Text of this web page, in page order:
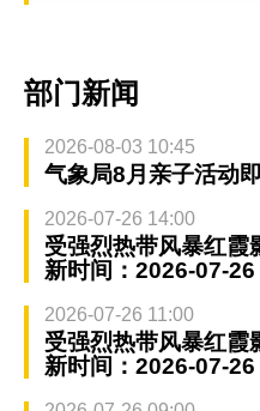
部门新闻
2026-08-03 10:45
气象局8月亲子活动
2026-07-26 14:00
受强烈热带风暴红霞
新时间：2026-07-26
2026-07-26 11:00
受强烈热带风暴红霞
新时间：2026-07-26